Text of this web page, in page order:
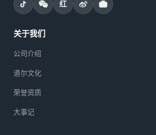
红
关于我们
公司介绍
道尔文化
荣誉资质
大事记